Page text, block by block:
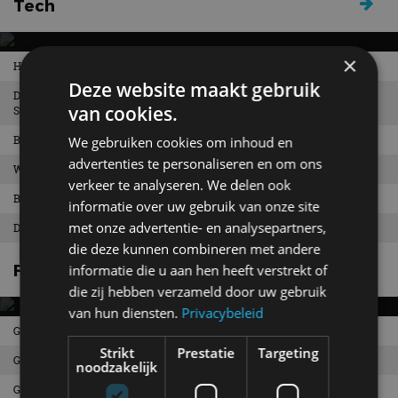
Tech
DASHBOARD IN DE AUTO
Moderne bediening verandert de rijervaring
Hoe werkt een bidirectionele laadpaal?
Dit betekenen de ADAS-afkortingen – Advanced Driver Assistance
Systems
Beïnvloedt het rijbewijs van de toekomst onze mobiliteit?
Wat is een connected car en hoe werkt die?
Blockchain in de auto-industrie
De beste tools om je rijstijl te monitoren
Fun
GESPOT: EEN CHEVROLET CORVETTE
Gespot: een heel gewone Ford Escort Estate uit 1977
Gespot: een Chevrolet Equinox uit 2014
Gespot: een Franse Buick Skylark uit 1982
×
Deze website maakt gebruik
van cookies.
We gebruiken cookies om inhoud en
advertenties te personaliseren en om ons
verkeer te analyseren. We delen ook
informatie over uw gebruik van onze site
met onze advertentie- en analysepartners,
die deze kunnen combineren met andere
informatie die u aan hen heeft verstrekt of
die zij hebben verzameld door uw gebruik
van hun diensten. Privacybeleid
Strikt
noodzakelijk
Prestatie Targeting